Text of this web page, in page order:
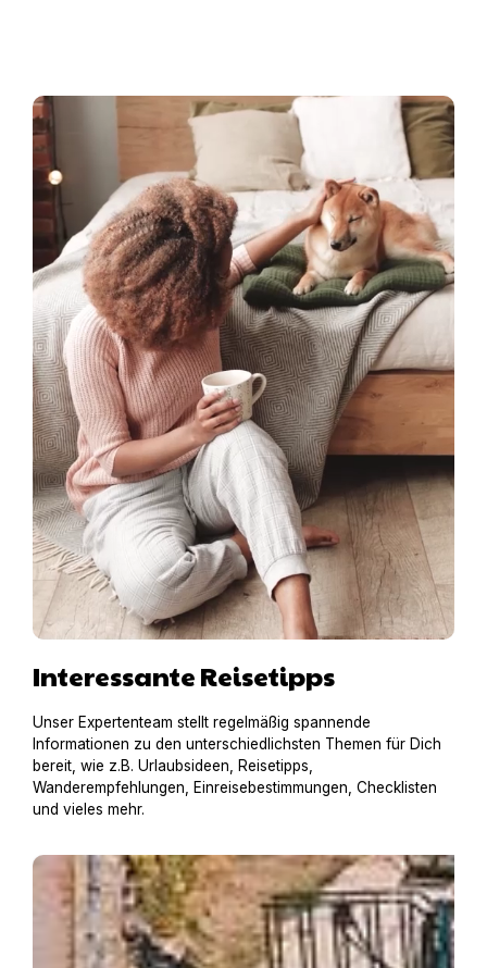
Interessante Reisetipps
Unser Expertenteam stellt regelmäßig spannende
Informationen zu den unterschiedlichsten Themen für Dich
bereit, wie z.B. Urlaubsideen, Reisetipps,
Wanderempfehlungen, Einreisebestimmungen, Checklisten
und vieles mehr.
Hausboot mit Hund